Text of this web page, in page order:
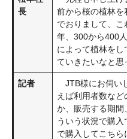
長
前から桜の植林を
でおりまして、
年、300から400
によって植林を
ていきたいなと思
記者
JTB様にお伺い
えば利用者数など
か、販売する期間
ういう状況で購
で購入してこち